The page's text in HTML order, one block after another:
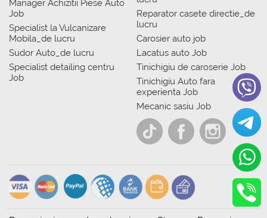
Manager Achizitii Piese Auto
Job
Specialist la Vulcanizare
Mobila_de lucru
Sudor Auto_de lucru
Specialist detailing centru
Job
Reparator casete directie_de
lucru
Carosier auto job
Lacatus auto Job
Tinichigiu de caroserie Job
Tinichigiu Auto fara
experienta Job
Mecanic sasiu Job